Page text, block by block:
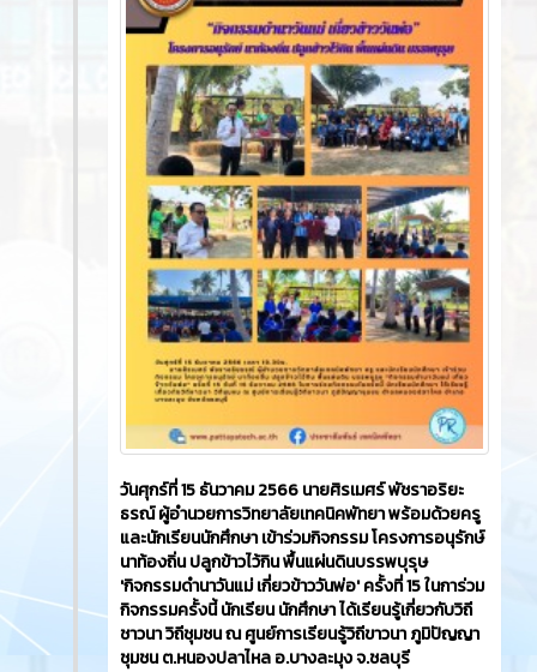
วันศุกร์ที่ 15 ธันวาคม 2566​ นายศิรเมศร์ พัชราอริยะ
ธรณ์ ผู้อำนวยการวิทยาลัยเทคนิคพัทยา พร้อมด้วยครู
และนักเรียนนักศึกษา เข้าร่วมกิจกรรม โครงการอนุรักษ์
นาท้องถิ่น ปลูกข้าวไว้กิน พื้นแผ่นดินบรรพบุรุษ
'กิจกรรมดำนาวันแม่ เกี่ยวข้าววันพ่อ' ครั้งที่ 15 ในการ่วม
กิจกรรมครั้งนี้ นักเรียน นักศึกษา ได้เรียนรู้เกี่ยวกับวิถี
ชาวนา วิถีชุมชน ณ ศูนย์การเรียนรู้วิถีขาวนา ภูมิปัญญา
ชุมชน ต.หนองปลาไหล อ.บางละมุง จ.ชลบุรี